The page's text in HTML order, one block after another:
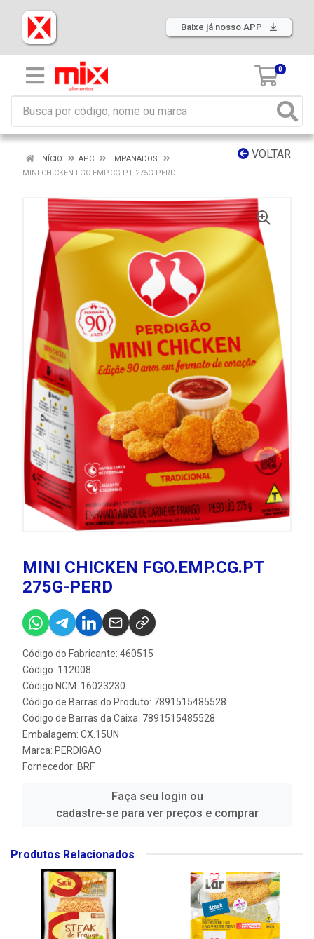
Baixe já nosso APP
0
VOLTAR
INÍCIO APC
EMPANADOS
MINI CHICKEN FGO.EMP.CG.PT 275G-PERD
MINI CHICKEN FGO.EMP.CG.PT
275G-PERD
Código do Fabricante: 460515
Código: 112008
Código NCM: 16023230
Código de Barras do Produto: 7891515485528
Código de Barras da Caixa: 7891515485528
Embalagem: CX.15UN
Marca: PERDIGÃO
Fornecedor: BRF
Faça seu login ou
cadastre-se para ver preços e comprar
Produtos Relacionados